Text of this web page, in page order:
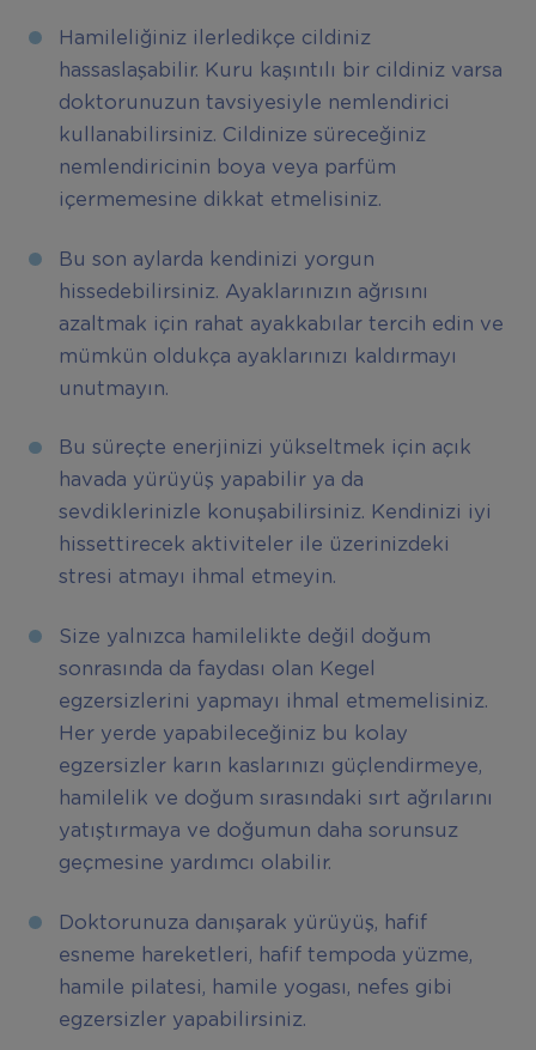
Hamileliğiniz ilerledikçe cildiniz
hassaslaşabilir. Kuru kaşıntılı bir cildiniz varsa
doktorunuzun tavsiyesiyle nemlendirici
kullanabilirsiniz. Cildinize süreceğiniz
nemlendiricinin boya veya parfüm
içermemesine dikkat etmelisiniz.
Bu son aylarda kendinizi yorgun
hissedebilirsiniz. Ayaklarınızın ağrısını
azaltmak için rahat ayakkabılar tercih edin ve
mümkün oldukça ayaklarınızı kaldırmayı
unutmayın.
Bu süreçte enerjinizi yükseltmek için açık
havada yürüyüş yapabilir ya da
sevdiklerinizle konuşabilirsiniz. Kendinizi iyi
hissettirecek aktiviteler ile üzerinizdeki
stresi atmayı ihmal etmeyin.
Size yalnızca hamilelikte değil doğum
sonrasında da faydası olan Kegel
egzersizlerini yapmayı ihmal etmemelisiniz.
Her yerde yapabileceğiniz bu kolay
egzersizler karın kaslarınızı güçlendirmeye,
hamilelik ve doğum sırasındaki sırt ağrılarını
yatıştırmaya ve doğumun daha sorunsuz
geçmesine yardımcı olabilir.
Doktorunuza danışarak yürüyüş, hafif
esneme hareketleri, hafif tempoda yüzme,
hamile pilatesi, hamile yogası, nefes gibi
egzersizler yapabilirsiniz.